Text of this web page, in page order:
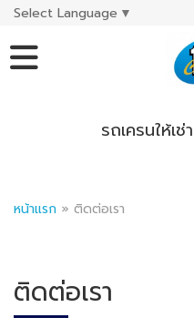
Select Language ▼
รถเครนให้เ
หน้าแรก » ติดต่อเรา
ติดต่อเรา